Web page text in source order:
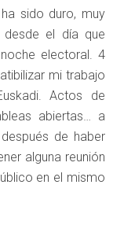
sido duro, muy
desde el día que
electoral. 4
mi trabajo
Actos de
abiertas… a
de haber
alguna reunión
en el mismo